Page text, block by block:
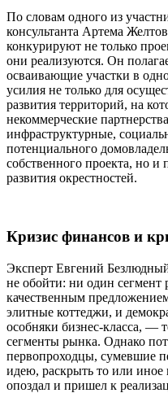
По словам одного из
консультанта Артема
конкурируют не только
они реализуются. Он
осваивающие участки в
усилия не только для
развития территорий, на
некоммерческие
инфраструктурные,
потенциального
собственного проекта, но и
развития окрестностей.
Кризис финансов и
Эксперт Евгений
не обойти: ни один
качественным
элитные коттеджи, и
особняки бизнес-класса, —
сегменты рынка. Однако
первопроходцы, сумевшие
идею, раскрыть то или иное
опоздал и пришел к